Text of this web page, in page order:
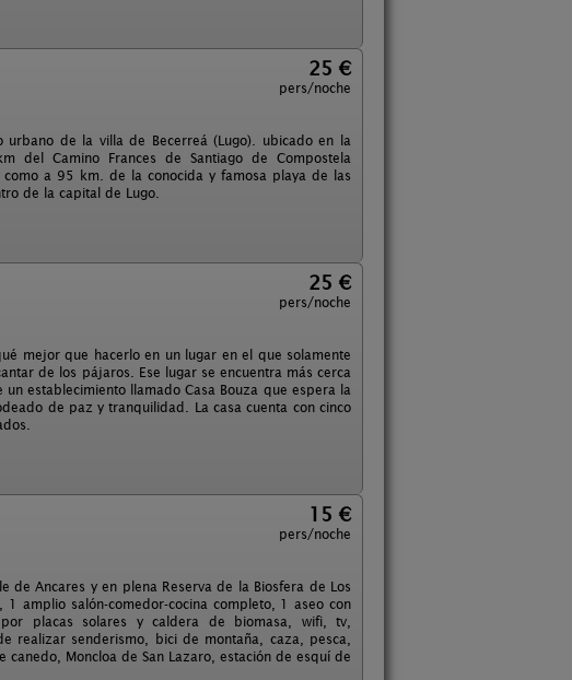
25 €
pers/noche
urbano de la villa de Becerreá (Lugo). ubicado en la
del Camino Frances de Santiago de Compostela
a 95 km. de la conocida y famosa playa de las
de la capital de Lugo.
25 €
pers/noche
mejor que hacerlo en un lugar en el que solamente
de los pájaros. Ese lugar se encuentra más cerca
establecimiento llamado Casa Bouza que espera la
de paz y tranquilidad. La casa cuenta con cinco
15 €
pers/noche
de Ancares y en plena Reserva de la Biosfera de Los
amplio salón-comedor-cocina completo, 1 aseo con
placas solares y caldera de biomasa, wifi, tv,
realizar senderismo, bici de montaña, caza, pesca,
Moncloa de San Lazaro, estación de esquí de